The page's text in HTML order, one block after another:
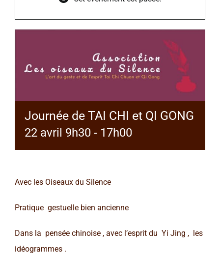
Journée de TAI CHI et QI GONG
22 avril 9h30 - 17h00
Avec les Oiseaux du Silence
Pratique gestuelle bien ancienne
Dans la pensée chinoise , avec l’esprit du Yi Jing , les
idéogrammes .